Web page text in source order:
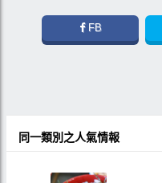
FB
同一類別之人氣情報